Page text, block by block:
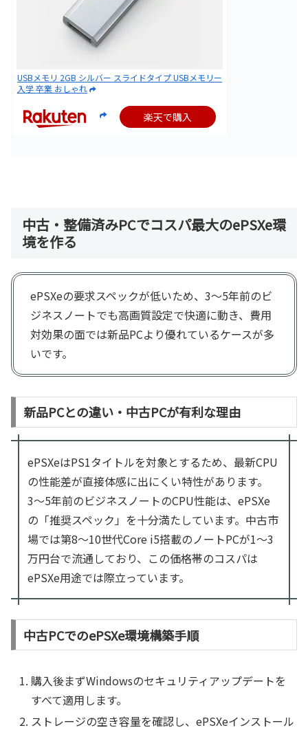
USBメモリ 2GB シルバー スライドタイプ USBメモリー
入学 卒業 おしゃれ
楽天で購入
中古・整備済みPCでコスパ最大のePSXe環
境を作る
ePSXeの要求スペックが低いため、3〜5年前のビ
ジネスノートでも高画質設定で快適に動き、費用
対効果の面では新品PCより優れているケースが多
いです。
新品PCとの違い・中古PCが有利な理由
ePSXeはPS1タイトルを対象とするため、最新CPU
の性能差が直接体感に出にくい特性があります。
3〜5年前のビジネスノートのCPU性能は、ePSXe
の「推奨スペック」を十分満たしています。中古市
場では第8〜10世代Core i5搭載のノートPCが1〜3
万円台で流通しており、この価格帯のコスパは
ePSXe用途では際立っています。
中古PCでのePSXe環境構築手順
購入後まずWindowsのセキュリティアップデートを
すべて適用します。
ストレージの空き容量を確認し、ePSXeインストール